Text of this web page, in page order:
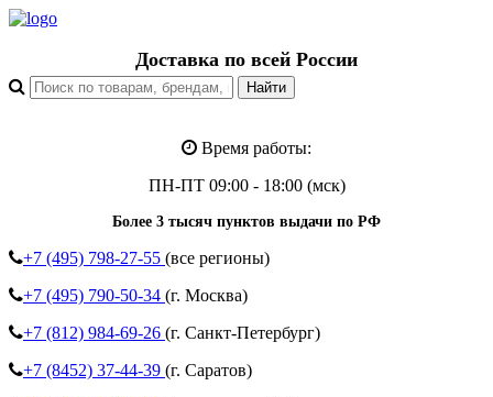
Доставка по всей России
Время работы:
ПН-ПТ 09:00 - 18:00 (мск)
Более 3 тысяч пунктов выдачи по РФ
+7 (495) 798-27-55 (все регионы)
+7 (495) 790-50-34 (г. Москва)
+7 (812) 984-69-26 (г. Санкт-Петербург)
+7 (8452) 37-44-39 (г. Саратов)